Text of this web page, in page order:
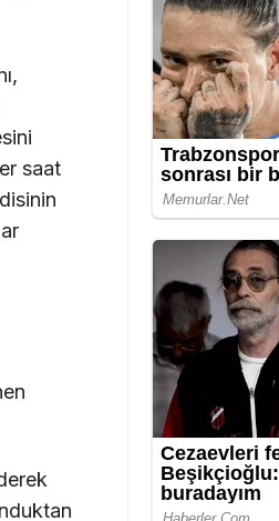
saat